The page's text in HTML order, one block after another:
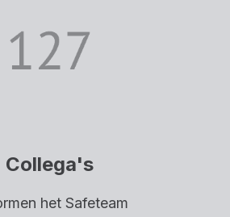
Collega's
het Safeteam